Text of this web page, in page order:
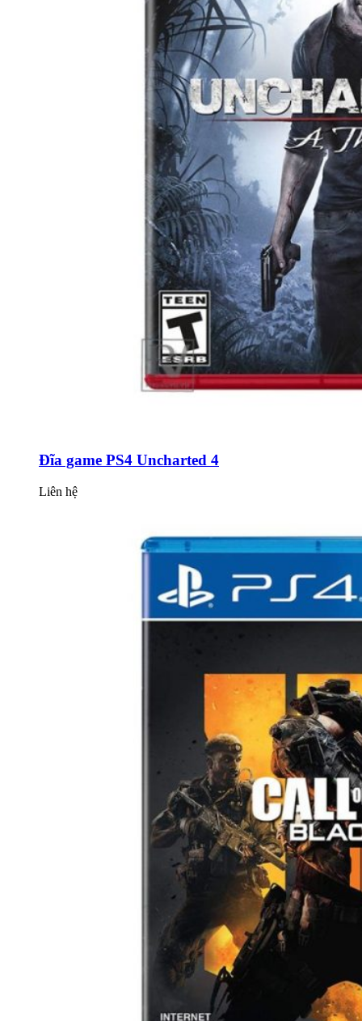
Đĩa game PS4 Uncharted 4
Liên hệ